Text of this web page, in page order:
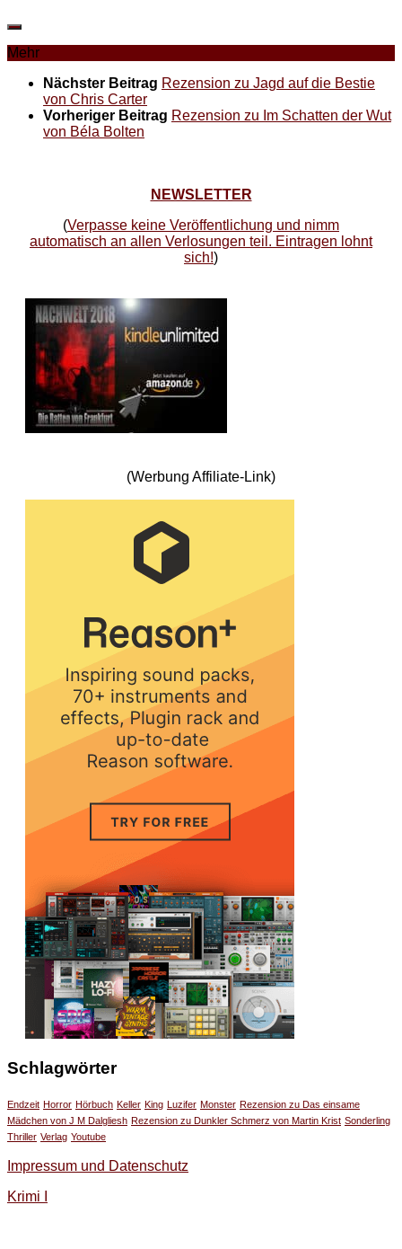
Mehr
Nächster Beitrag Rezension zu Jagd auf die Bestie
von Chris Carter
Vorheriger Beitrag Rezension zu Im Schatten der Wut
von Béla Bolten
NEWSLETTER
(Verpasse keine Veröffentlichung und nimm
automatisch an allen Verlosungen teil. Eintragen lohnt
sich!)
(Werbung Affiliate-Link)
Schlagwörter
Endzeit Horror Hörbuch Keller King Luzifer Monster Rezension zu Das einsame
Mädchen von J M Dalgliesh Rezension zu Dunkler Schmerz von Martin Krist Sonderling
Thriller Verlag Youtube
Impressum und Datenschutz
Krimi I